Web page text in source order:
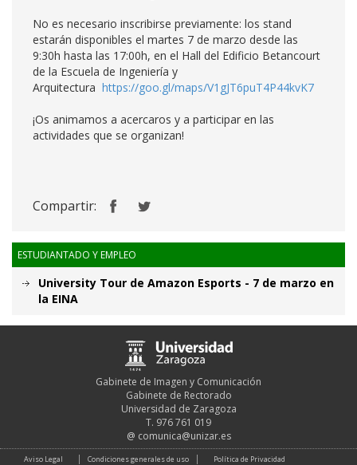
No es necesario inscribirse previamente: los stand
estarán disponibles el martes 7 de marzo desde las
9:30h hasta las 17:00h, en el Hall del Edificio Betancourt
de la Escuela de Ingeniería y
Arquitectura https://goo.gl/maps/V1gJT6puT4P44kvK7
¡Os animamos a acercaros y a participar en las
actividades que se organizan!
Compartir:
ESTUDIANTADO Y EMPLEO
University Tour de Amazon Esports - 7 de marzo en
la EINA
Gabinete de Imagen y Comunicación
Gabinete de Rectorado
Universidad de Zaragoza
T. 976 761 019
@ comunica@unizar.es
Aviso Legal Condiciones generales de uso Política de Privacidad